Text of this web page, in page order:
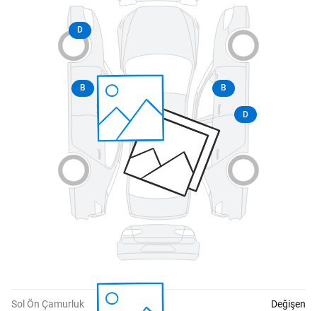
B
B
D
D
Sol Ön Çamurluk Değişen